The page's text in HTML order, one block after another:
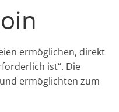
ermöglichen, direkt
ist“. Die
ermöglichten zum